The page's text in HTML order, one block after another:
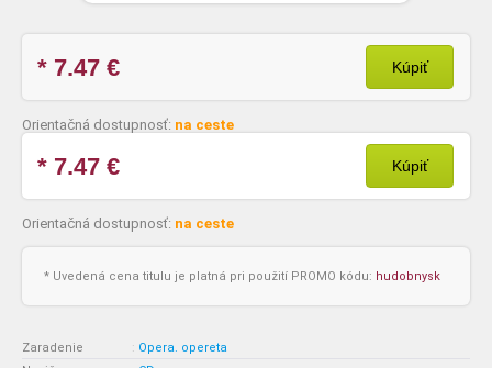
* 7.47 € Kúpiť
Orientačná dostupnosť: na ceste
* 7.47 € Kúpiť
Orientačná dostupnosť: na ceste
* Uvedená cena titulu je platná pri použití PROMO kódu: hudobnysk
Zaradenie : Opera. opereta